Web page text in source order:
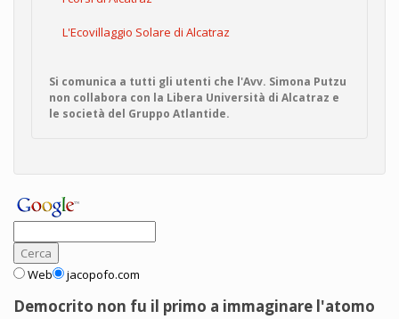
L'Ecovillaggio Solare di Alcatraz
Si comunica a tutti gli utenti che l'Avv. Simona Putzu
non collabora con la Libera Università di Alcatraz e
le società del Gruppo Atlantide.
Web jacopofo.com
Democrito non fu il primo a immaginare l'atomo